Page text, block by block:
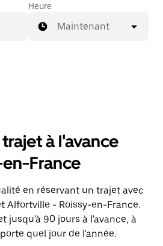
Heure
Maintenant
à l'avance
France
en réservant un trajet avec
Alfortville - Roissy-en-France.
jusqu'à 90 jours à l'avance, à
quel jour de l'année.